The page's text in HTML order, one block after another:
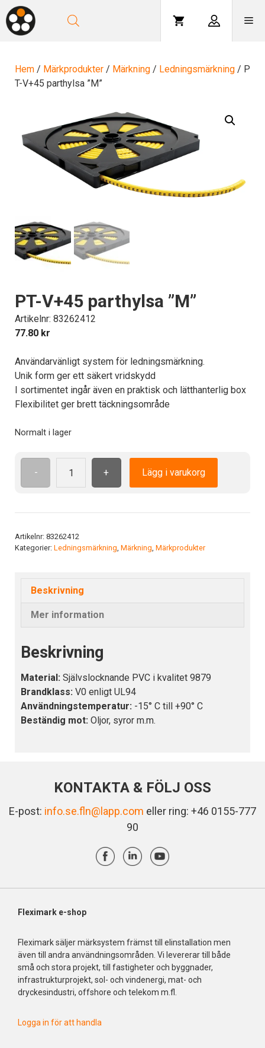
Hoppa
till
innehåll
Hem / Märkprodukter / Märkning / Ledningsmärkning / P
T-V+45 parthylsa ”M”
PT-V+45 parthylsa ”M”
Artikelnr: 83262412
77.80 kr
Användarvänligt system för ledningsmärkning.
Unik form ger ett säkert vridskydd
I sortimentet ingår även en praktisk och lätthanterlig box
Flexibilitet ger brett täckningsområde
Normalt i lager
- + Lägg i varukorg
Artikelnr: 83262412
Kategorier: Ledningsmärkning, Märkning, Märkprodukter
Beskrivning
Mer information
Beskrivning
Material: Självslocknande PVC i kvalitet 9879
Brandklass: V0 enligt UL94
Användningstemperatur: -15° C till +90° C
Beständig mot: Oljor, syror m.m.
KONTAKTA & FÖLJ OSS
E-post: info.se.fln@lapp.com eller ring: +46 0155-777
90
Fleximark e-shop
Fleximark säljer märksystem främst till elinstallation men
även till andra användningsområden. Vi levererar till både
små och stora projekt, till fastigheter och byggnader,
infrastrukturprojekt, sol- och vindenergi, mat- och
dryckesindustri, offshore och telekom m.fl.
Logga in för att handla